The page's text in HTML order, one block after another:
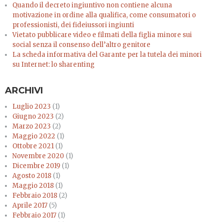
Quando il decreto ingiuntivo non contiene alcuna
motivazione in ordine alla qualifica, come consumatori o
professionisti, dei fideiussori ingiunti
Vietato pubblicare video e filmati della figlia minore sui
social senza il consenso dell’altro genitore
La scheda informativa del Garante per la tutela dei minori
su Internet: lo sharenting
ARCHIVI
Luglio 2023 (1)
Giugno 2023 (2)
Marzo 2023 (2)
Maggio 2022 (1)
Ottobre 2021 (1)
Novembre 2020 (1)
Dicembre 2019 (1)
Agosto 2018 (1)
Maggio 2018 (1)
Febbraio 2018 (2)
Aprile 2017 (5)
Febbraio 2017 (1)